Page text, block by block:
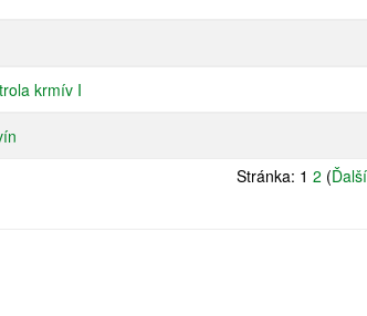
krmív I
Stránka: 1 2 (Ďalší